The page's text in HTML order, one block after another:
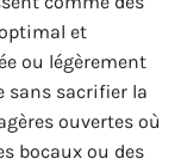
et
ou légèrement
sans sacrifier la
ouvertes où
bocaux ou des